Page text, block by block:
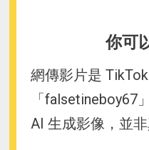
你可
網傳影片是
「falsetineboy67
AI 生成影像，並非